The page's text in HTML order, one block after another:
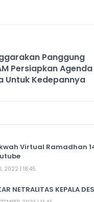
Panggung
Persiapkan Agenda
Untuk Kedepannya
Virtual Ramadhan
2022 | 18:45
NETRALITAS KEPALA